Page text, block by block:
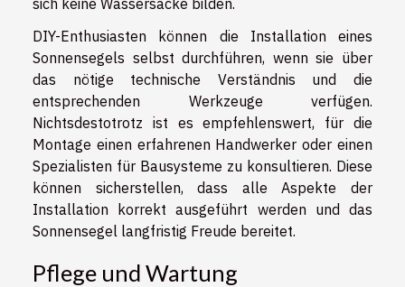
sich keine Wassersäcke bilden.
DIY-Enthusiasten können die Installation eines
Sonnensegels selbst durchführen, wenn sie über
das nötige technische Verständnis und die
entsprechenden Werkzeuge verfügen.
Nichtsdestotrotz ist es empfehlenswert, für die
Montage einen erfahrenen Handwerker oder einen
Spezialisten für Bausysteme zu konsultieren. Diese
können sicherstellen, dass alle Aspekte der
Installation korrekt ausgeführt werden und das
Sonnensegel langfristig Freude bereitet.
Pflege und Wartung